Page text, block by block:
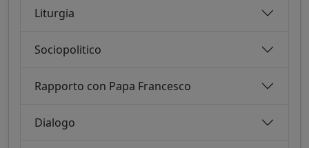
Liturgia
Sociopolitico
Rapporto con Papa Francesco
Dialogo